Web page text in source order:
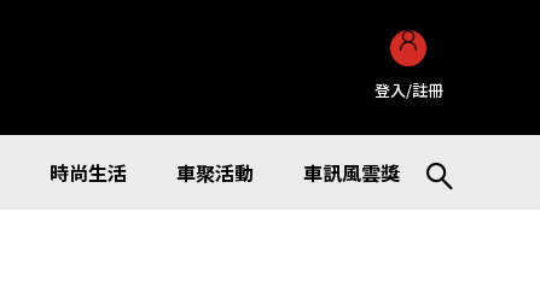
登入/註冊
時尚生活 車聚活動 車訊風雲獎